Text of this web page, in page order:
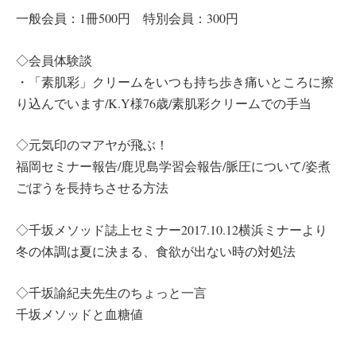
一般会員：1冊500円 特別会員：300円
◇会員体験談
・「素肌彩」クリームをいつも持ち歩き痛いところに擦
り込んでいます/K.Y様76歳/素肌彩クリームでの手当
◇元気印のマアヤが飛ぶ！
福岡セミナー報告/鹿児島学習会報告/脈圧について/姿煮
ごぼうを長持ちさせる方法
◇千坂メソッド誌上セミナー2017.10.12横浜ミナーより
冬の体調は夏に決まる、食欲が出ない時の対処法
◇千坂諭紀夫先生のちょっと一言
千坂メソッドと血糖値